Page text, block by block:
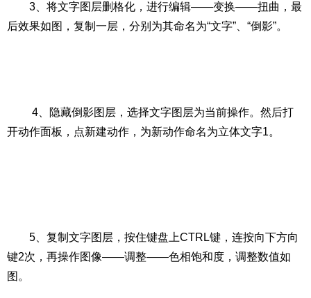
3、将文字图层删格化，进行编辑——变换——扭曲，最
后效果如图，复制一层，分别为其命名为“文字”、“倒影”。
4、隐藏倒影图层，选择文字图层为当前操作。然后打
开动作面板，点新建动作，为新动作命名为立体文字1。
5、复制文字图层，按住键盘上CTRL键，连按向下方向
键2次，再操作图像——调整——色相饱和度，调整数值如
图。